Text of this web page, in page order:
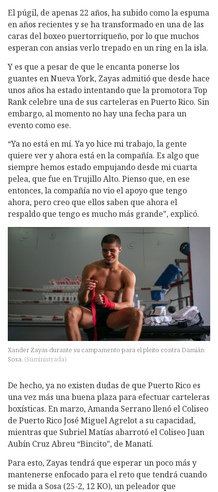
El púgil, de apenas 22 años, ha subido como la espuma
en años recientes y se ha transformado en una de las
caras del boxeo puertorriqueño, por lo que muchos
esperan con ansias verlo trepado en un ring en la isla.
Y es que a pesar de que le encanta ponerse los
guantes en Nueva York, Zayas admitió que desde hace
unos años ha estado intentando que la promotora Top
Rank celebre una de sus carteleras en Puerto Rico. Sin
embargo, al momento no hay una fecha para un
evento como ese.
“Ya no está en mí. Ya yo hice mi trabajo, la gente
quiere ver y ahora está en la compañía. Es algo que
siempre hemos estado empujando desde mi cuarta
pelea, que fue en Trujillo Alto. Pienso que, en ese
entonces, la compañía no vio el apoyo que tengo
ahora, pero creo que ellos saben que ahora el
respaldo que tengo es mucho más grande”, explicó.
Xander Zayas durante su campamento para el pleito contra Damián
Sosa. (Suministrada)
De hecho, ya no existen dudas de que Puerto Rico es
una vez más una buena plaza para efectuar carteleras
boxísticas. En marzo, Amanda Serrano llenó el Coliseo
de Puerto Rico José Miguel Agrelot a su capacidad,
mientras que Subriel Matías abarrotó el Coliseo Juan
Aubín Cruz Abreu “Bincito”, de Manatí.
Para esto, Zayas tendrá que esperar un poco más y
mantenerse enfocado para el reto que tendrá cuando
se mida a Sosa (25-2, 12 KO), un peleador que